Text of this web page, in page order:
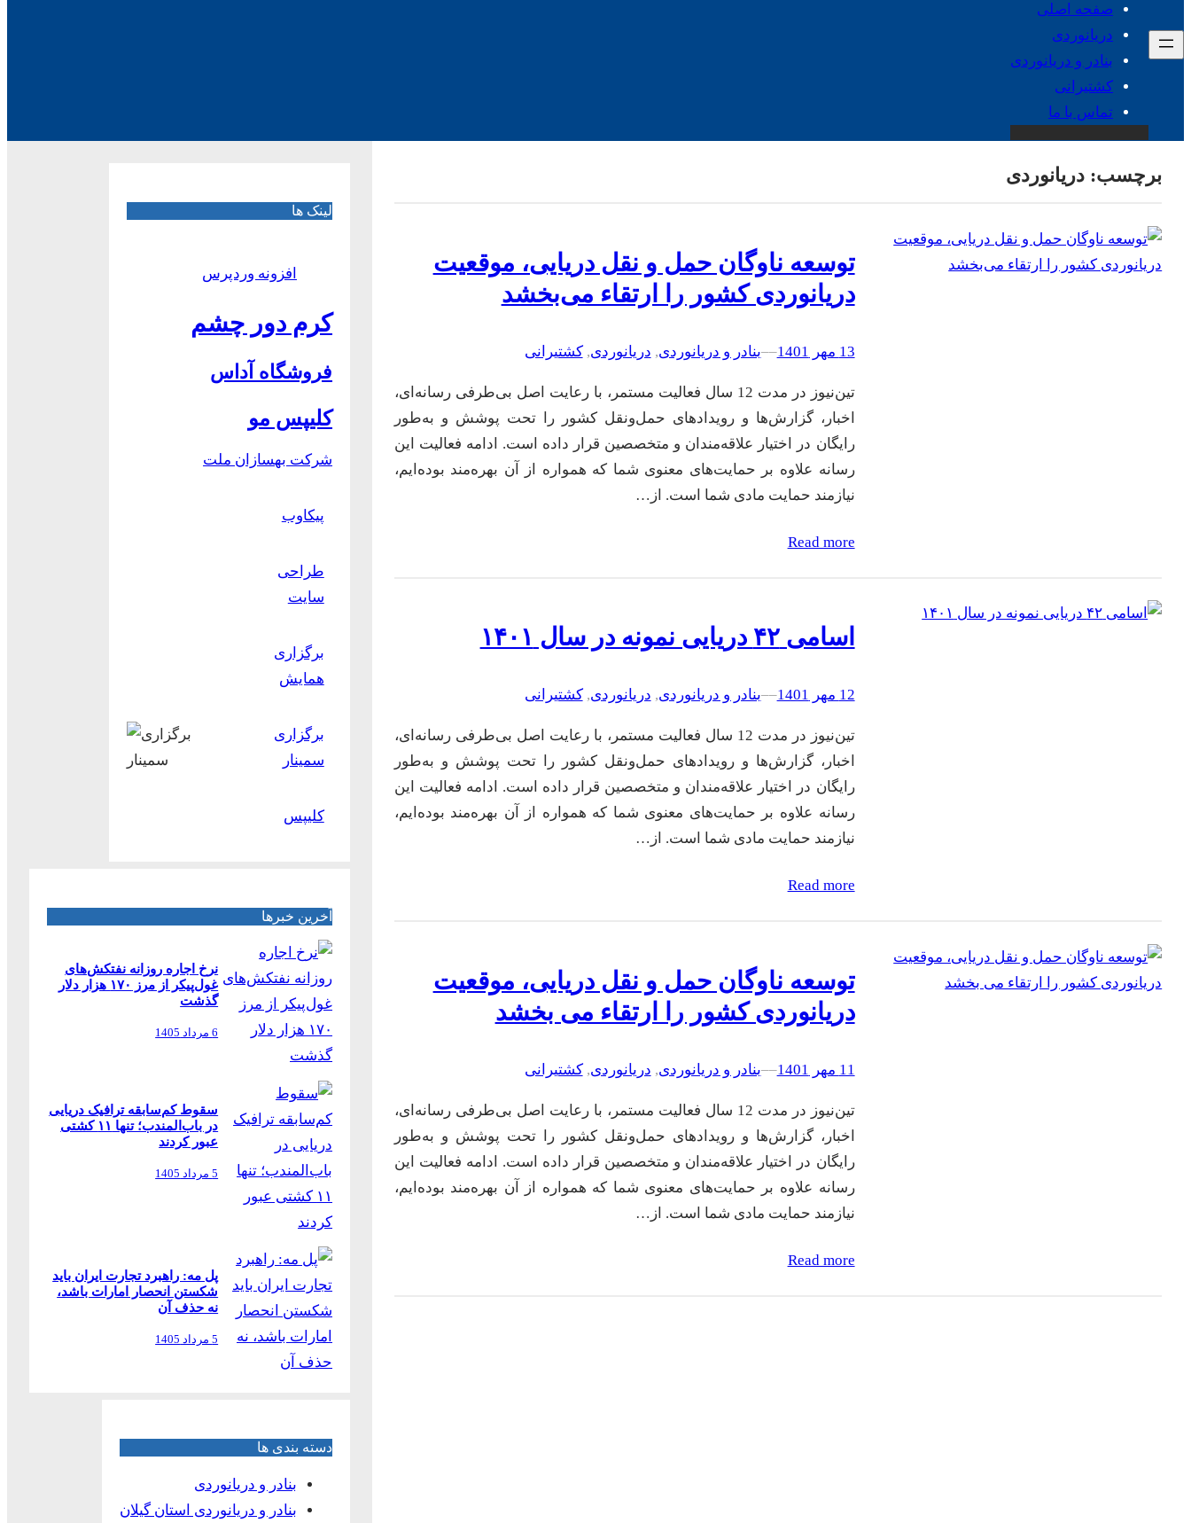
صفحه اصلی
دریانوردی
بنادر و دریانوردی
کشتیرانی
تماس با ما
برچسب: دریانوردی
توسعه ناوگان حمل‌ و نقل دریایی، موقعیت
دریانوردی کشور را ارتقاء می‌بخشد
13 مهر 1401 –
–بنادر و دریانوردی, دریانوردی, کشتیرانی
تین‌نیوز در مدت 12 سال فعالیت مستمر، با رعایت اصل بی‌طرفی رسانه‌ای،
اخبار، گزارش‌ها و رویدادهای حمل‌ونقل کشور را تحت پوشش و به‌طور
رایگان در اختیار علاقه‌مندان و متخصصین قرار داده است. ادامه فعالیت این
رسانه علاوه بر حمایت‌های معنوی شما که همواره از آن بهره‌مند بوده‌ایم،
نیازمند حمایت مادی شما است. از…
Read more
اسامی ۴۲ دریایی نمونه در سال ۱۴۰۱
12 مهر 1401 –
–بنادر و دریانوردی, دریانوردی, کشتیرانی
تین‌نیوز در مدت 12 سال فعالیت مستمر، با رعایت اصل بی‌طرفی رسانه‌ای،
اخبار، گزارش‌ها و رویدادهای حمل‌ونقل کشور را تحت پوشش و به‌طور
رایگان در اختیار علاقه‌مندان و متخصصین قرار داده است. ادامه فعالیت این
رسانه علاوه بر حمایت‌های معنوی شما که همواره از آن بهره‌مند بوده‌ایم،
نیازمند حمایت مادی شما است. از…
Read more
توسعه ناوگان حمل و نقل دریایی، موقعیت
دریانوردی کشور را ارتقاء می بخشد
11 مهر 1401 –
–بنادر و دریانوردی, دریانوردی, کشتیرانی
تین‌نیوز در مدت 12 سال فعالیت مستمر، با رعایت اصل بی‌طرفی رسانه‌ای،
اخبار، گزارش‌ها و رویدادهای حمل‌ونقل کشور را تحت پوشش و به‌طور
رایگان در اختیار علاقه‌مندان و متخصصین قرار داده است. ادامه فعالیت این
رسانه علاوه بر حمایت‌های معنوی شما که همواره از آن بهره‌مند بوده‌ایم،
نیازمند حمایت مادی شما است. از…
Read more
لینک ها
افزونه وردپرس
کرم دور چشم
فروشگاه آداس
کلیپس مو
شرکت بهسازان ملت
پیکاوب
طراحی
سایت
برگزاری
همایش
برگزاری
سمینار
کلیپس
آخرین خبرها
نرخ اجاره روزانه نفتکش‌های
غول‌پیکر از مرز ۱۷۰ هزار دلار
گذشت
6 مرداد 1405
سقوط کم‌سابقه ترافیک دریایی
در باب‌المندب؛ تنها ۱۱ کشتی
عبور کردند
5 مرداد 1405
پل مه: راهبرد تجارت ایران باید
شکستن انحصار امارات باشد،
نه حذف آن
5 مرداد 1405
دسته بندی ها
بنادر و دریانوردی
بنادر و دریانوردی استان گیلان